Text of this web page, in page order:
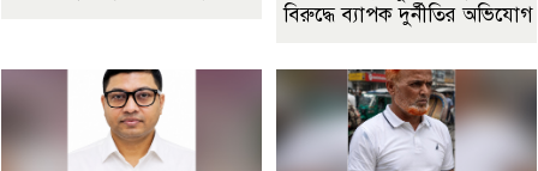
বিরুদ্ধে ব্যাপক দুর্নীতির অভিযোগ